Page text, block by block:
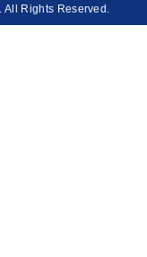
. All Rights Reserved.